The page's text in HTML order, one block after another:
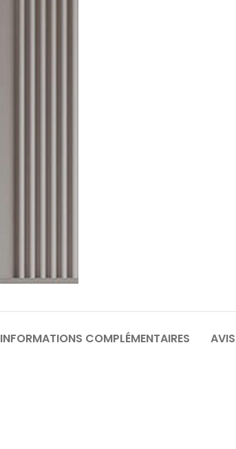
INFORMATIONS COMPLÉMENTAIRES